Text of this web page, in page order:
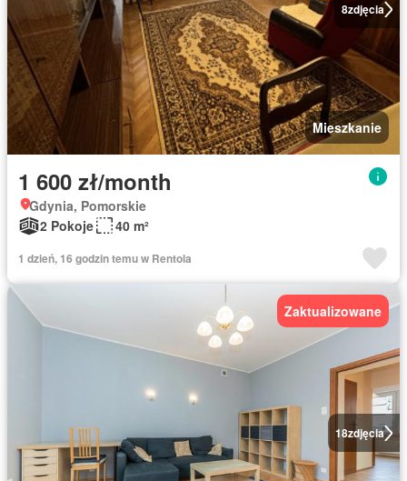
8zdjęcia
Mieszkanie
1 600 zł/month
Gdynia, Pomorskie
2 Pokoje
40 m²
1 dzień, 16 godzin temu w Rentola
18zdjęcia
Zaktualizowane